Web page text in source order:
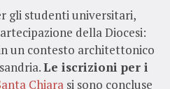
gli studenti universitari,
della Diocesi:
un contesto architettonico
Le iscrizioni per i
Chiara si sono concluse